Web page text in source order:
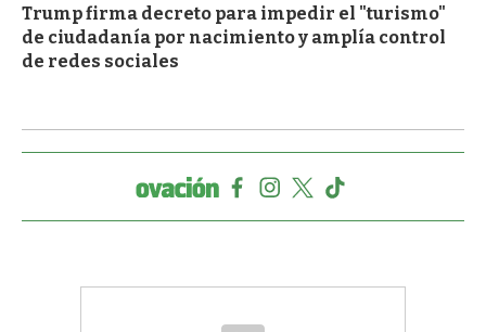
Trump firma decreto para impedir el "turismo"
de ciudadanía por nacimiento y amplía control
de redes sociales